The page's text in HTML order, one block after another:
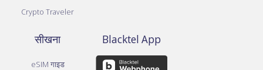
Crypto Traveler
सीखना
eSIM गाइड
Blacktel App